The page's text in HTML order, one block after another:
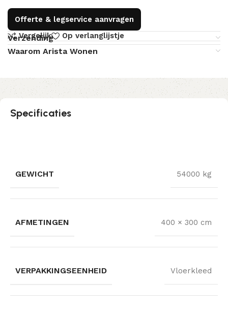
Offerte & legservice aanvragen
Vergelijk
Op verlanglijstje
Verzending
Waarom Arista Wonen
Specificaties
GEWICHT 54000 kg
AFMETINGEN 400 × 300 cm
VERPAKKINGSEENHEID Vloerkleed